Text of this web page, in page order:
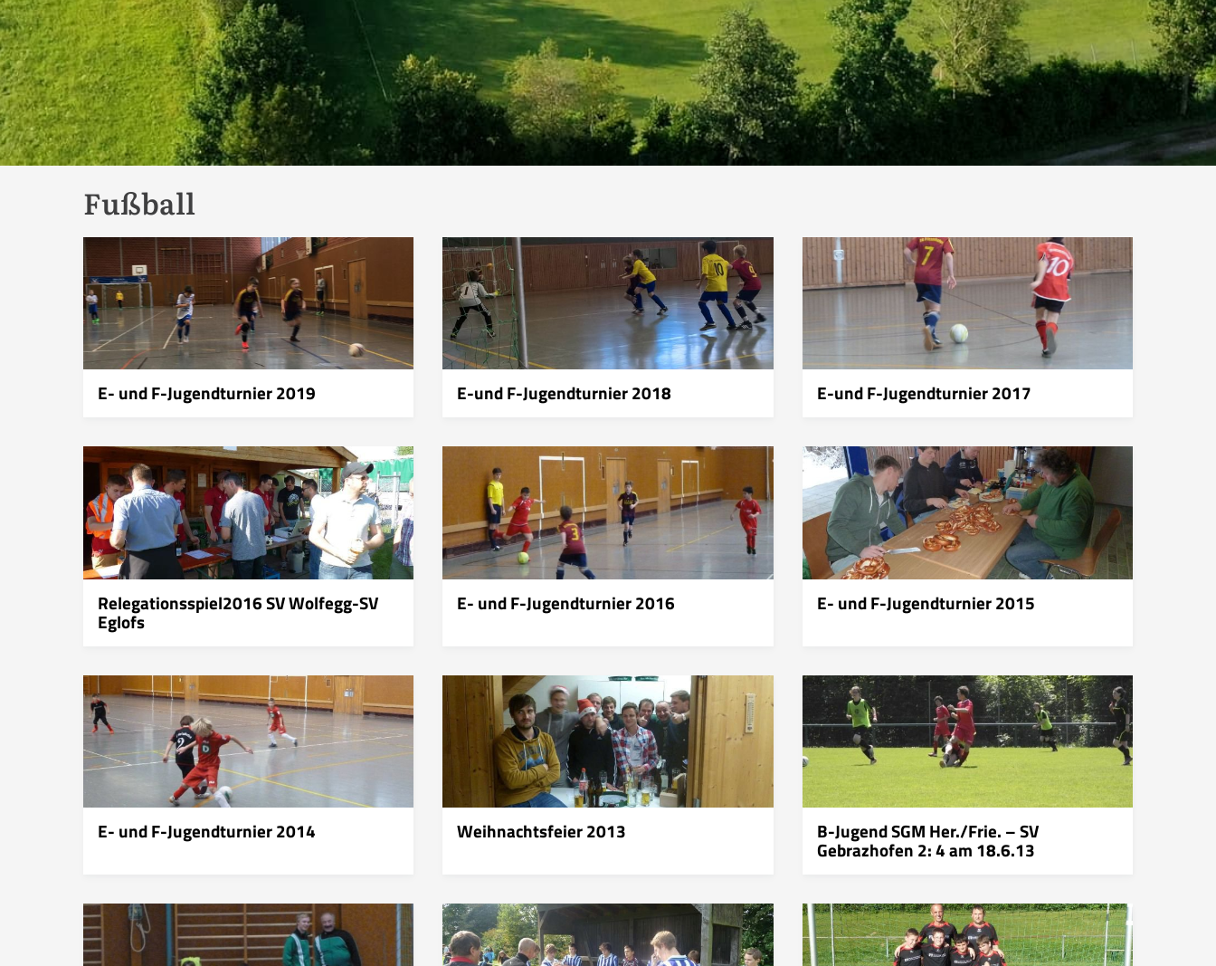
Fußball
E- und F-Jugendturnier 2019 E-und F-Jugendturnier 2018 E-und F-Jugendturnier 2017
Relegationsspiel2016 SV Wolfegg-SV
Eglofs
E- und F-Jugendturnier 2016 E- und F-Jugendturnier 2015
E- und F-Jugendturnier 2014 Weihnachtsfeier 2013 B-Jugend SGM Her./Frie. – SV
Gebrazhofen 2: 4 am 18.6.13